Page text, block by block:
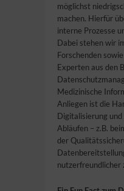
möglichst
machen. Hierfür
interne Prozesse
Dabei stehen wir
Forschenden
Experten aus den
Medizinische
Anliegen ist die
Digitalisierung
Abläufen – z.B.
der
nutzerfreundlicher